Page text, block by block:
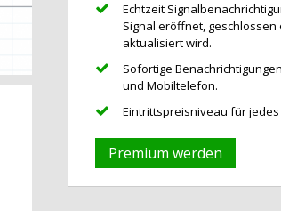
Echtzeit
Signal eröffnet, geschlossen
aktualisiert wird.
Sofortige
und Mobiltelefon.
Eintrittspreisniveau für jedes
Premium werden